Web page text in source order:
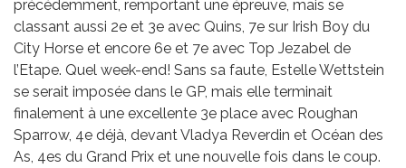
précédemment, remportant une épreuve, mais se
classant aussi 2e et 3e avec Quins, 7e sur Irish Boy du
City Horse et encore 6e et 7e avec Top Jezabel de
l’Etape. Quel week-end! Sans sa faute, Estelle Wettstein
se serait imposée dans le GP, mais elle terminait
finalement à une excellente 3e place avec Roughan
Sparrow, 4e déjà, devant Vladya Reverdin et Océan des
As, 4es du Grand Prix et une nouvelle fois dans le coup.